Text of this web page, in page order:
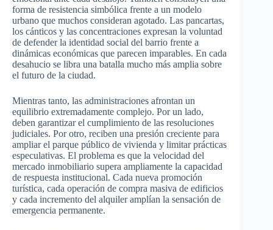
forma de resistencia simbólica frente a un modelo
urbano que muchos consideran agotado. Las pancartas,
los cánticos y las concentraciones expresan la voluntad
de defender la identidad social del barrio frente a
dinámicas económicas que parecen imparables. En cada
desahucio se libra una batalla mucho más amplia sobre
el futuro de la ciudad.
Mientras tanto, las administraciones afrontan un
equilibrio extremadamente complejo. Por un lado,
deben garantizar el cumplimiento de las resoluciones
judiciales. Por otro, reciben una presión creciente para
ampliar el parque público de vivienda y limitar prácticas
especulativas. El problema es que la velocidad del
mercado inmobiliario supera ampliamente la capacidad
de respuesta institucional. Cada nueva promoción
turística, cada operación de compra masiva de edificios
y cada incremento del alquiler amplían la sensación de
emergencia permanente.